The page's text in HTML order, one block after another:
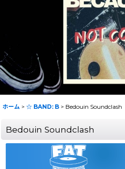
ホーム > ☆ BAND: B > Bedouin Soundclash
Bedouin Soundclash